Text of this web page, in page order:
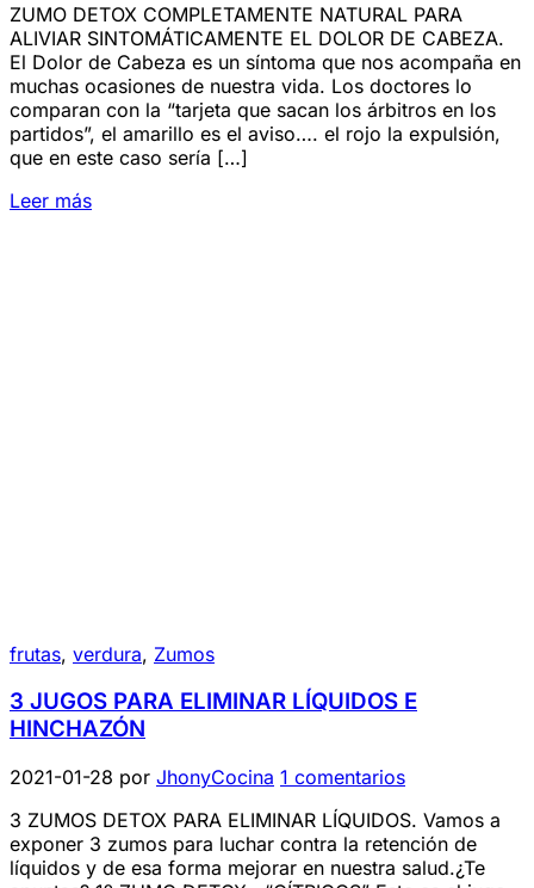
ZUMO DETOX COMPLETAMENTE NATURAL PARA
ALIVIAR SINTOMÁTICAMENTE EL DOLOR DE CABEZA.
El Dolor de Cabeza es un síntoma que nos acompaña en
muchas ocasiones de nuestra vida. Los doctores lo
comparan con la “tarjeta que sacan los árbitros en los
partidos”, el amarillo es el aviso…. el rojo la expulsión,
que en este caso sería […]
Leer más
frutas, verdura, Zumos
3 JUGOS PARA ELIMINAR LÍQUIDOS E
HINCHAZÓN
2021-01-28 por JhonyCocina 1 comentarios
3 ZUMOS DETOX PARA ELIMINAR LÍQUIDOS. Vamos a
exponer 3 zumos para luchar contra la retención de
líquidos y de esa forma mejorar en nuestra salud.¿Te